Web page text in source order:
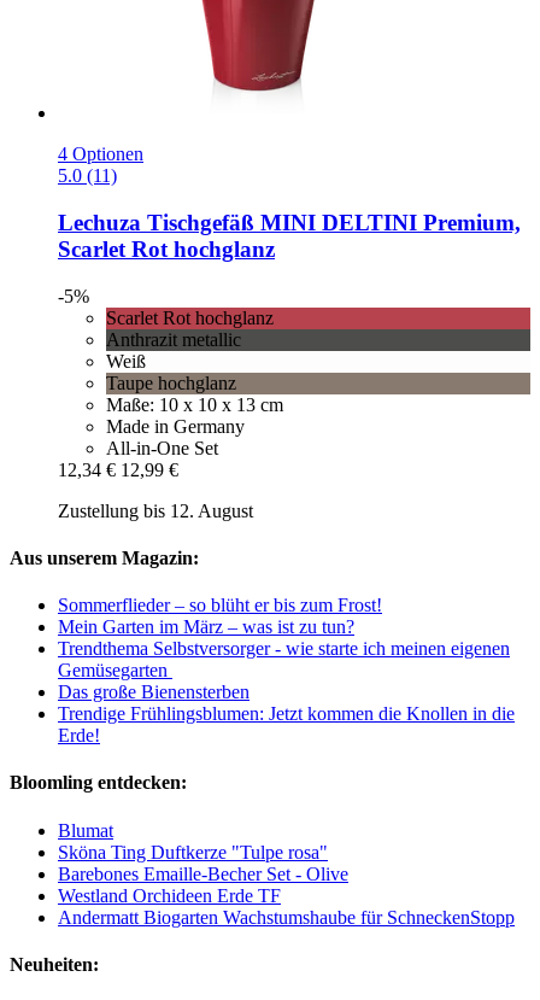
4 Optionen
5.0 (11)
Lechuza Tischgefäß MINI DELTINI Premium,
Scarlet Rot hochglanz
-5%
Scarlet Rot hochglanz
Anthrazit metallic
Weiß
Taupe hochglanz
Maße: 10 x 10 x 13 cm
Made in Germany
All-in-One Set
12,34 € 12,99 €
Zustellung bis 12. August
Aus unserem Magazin:
Sommerflieder – so blüht er bis zum Frost!
Mein Garten im März – was ist zu tun?
Trendthema Selbstversorger - wie starte ich meinen eigenen
Gemüsegarten
Das große Bienensterben
Trendige Frühlingsblumen: Jetzt kommen die Knollen in die
Erde!
Bloomling entdecken:
Blumat
Sköna Ting Duftkerze "Tulpe rosa"
Barebones Emaille-Becher Set - Olive
Westland Orchideen Erde TF
Andermatt Biogarten Wachstumshaube für SchneckenStopp
Neuheiten: